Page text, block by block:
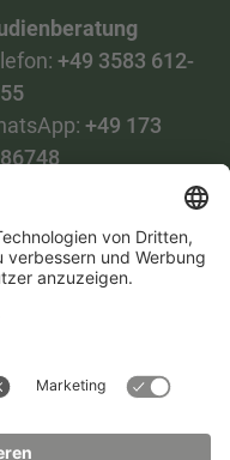
+49 3583 612-
+49 173
Presse